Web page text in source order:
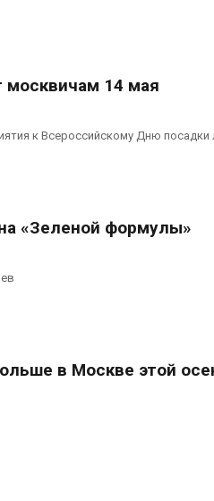
14 мая
к Всероссийскому Дню посадки
«Зеленой формулы»
в Москве этой